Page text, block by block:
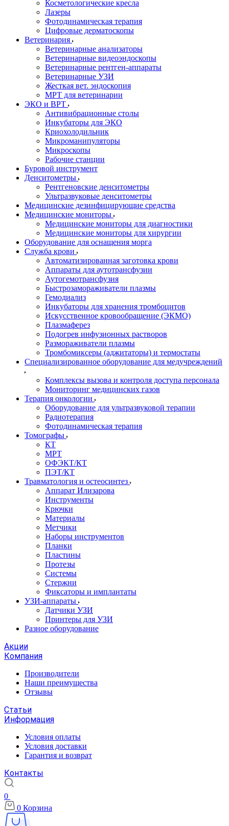
Косметологические кресла
Лазеры
Фотодинамическая терапия
Цифровые дерматоскопы
Ветеринария
Ветеринарные анализаторы
Ветеринарные видеоэндоскопы
Ветеринарные рентген-аппараты
Ветеринарные УЗИ
Жесткая вет. эндоскопия
МРТ для ветеринарии
ЭКО и ВРТ
Антивибрационные столы
Инкубаторы для ЭКО
Криохолодильник
Микроманипуляторы
Микроскопы
Рабочие станции
Буровой инструмент
Денситометры
Рентгеновские денситометры
Ультразвуковые денситометры
Медицинские дезинфицирующие средства
Медицинские мониторы
Медицинские мониторы для диагностики
Медицинские мониторы для хирургии
Оборудование для оснащения морга
Служба крови
Автоматизированная заготовка крови
Аппараты для аутотрансфузии
Аутогемотрансфузия
Быстрозамораживатели плазмы
Гемодиализ
Инкубаторы для хранения тромбоцитов
Искусственное кровообращение (ЭКМО)
Плазмаферез
Подогрев инфузионных растворов
Размораживатели плазмы
Тромбомиксеры (аджитаторы) и термостаты
Специализированное оборудование для медучреждений
Комплексы вызова и контроля доступа персонала
Мониторинг медицинских газов
Терапия онкологии
Оборудование для ультразвуковой терапии
Радиотерапия
Фотодинамическая терапия
Томографы
КТ
МРТ
ОФЭКТ/КТ
ПЭТ/КТ
Травматология и остеосинтез
Аппарат Илизарова
Инструменты
Крючки
Материалы
Метчики
Наборы инструментов
Планки
Пластины
Протезы
Системы
Стержни
Фиксаторы и имплантаты
УЗИ-аппараты
Датчики УЗИ
Принтеры для УЗИ
Разное оборудование
Акции
Компания
Производители
Наши преимущества
Отзывы
Статьи
Информация
Условия оплаты
Условия доставки
Гарантия и возврат
Контакты
0
0 Корзина